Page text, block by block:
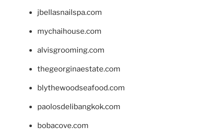
jbellasnailspa.com
mychaihouse.com
alvisgrooming.com
thegeorginaestate.com
blythewoodseafood.com
paolosdelibangkok.com
bobacove.com